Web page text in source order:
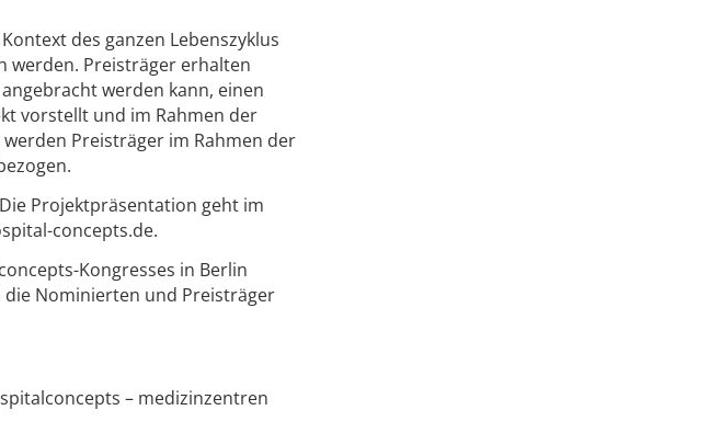
des ganzen Lebenszyklus
werden. Preisträger erhalten
werden kann, einen
vorstellt und im Rahmen der
Preisträger im Rahmen der
Projektpräsentation geht im
concepts.de.
Kongresses in Berlin
Nominierten und Preisträger
– medizinzentren